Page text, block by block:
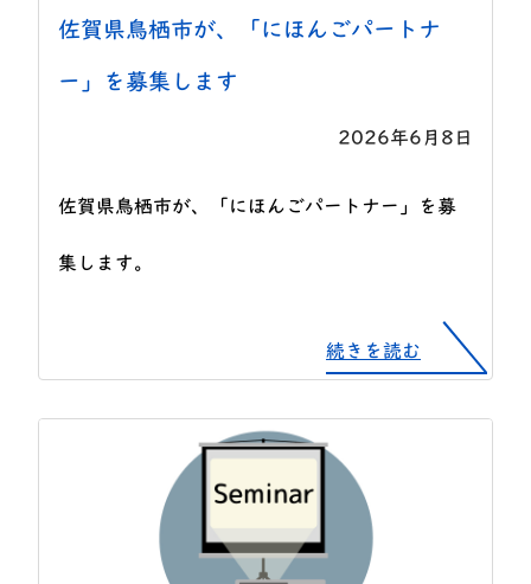
佐賀県鳥栖市が、「にほんごパートナ
ー」を募集します
2026年6月8日
佐賀県鳥栖市が、「にほんごパートナー」を募
集します。
続きを読む